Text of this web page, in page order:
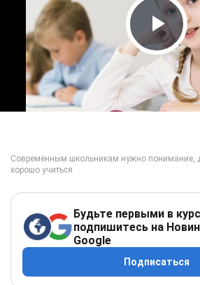
Play
Будьте первыми в
подпишитесь на
Google
Подписаться